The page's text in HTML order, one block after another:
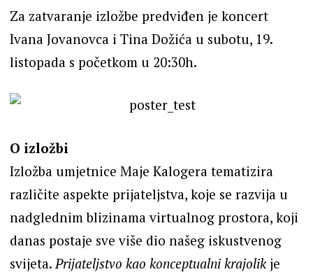
Za zatvaranje izložbe predviđen je koncert
Ivana Jovanovca i Tina Dožića u subotu, 19.
listopada s početkom u 20:30h.
O izložbi
Izložba umjetnice Maje Kalogera tematizira
različite aspekte prijateljstva, koje se razvija u
nadglednim blizinama virtualnog prostora, koji
danas postaje sve više dio našeg iskustvenog
svijeta. Prijateljstvo kao konceptualni krajolikje